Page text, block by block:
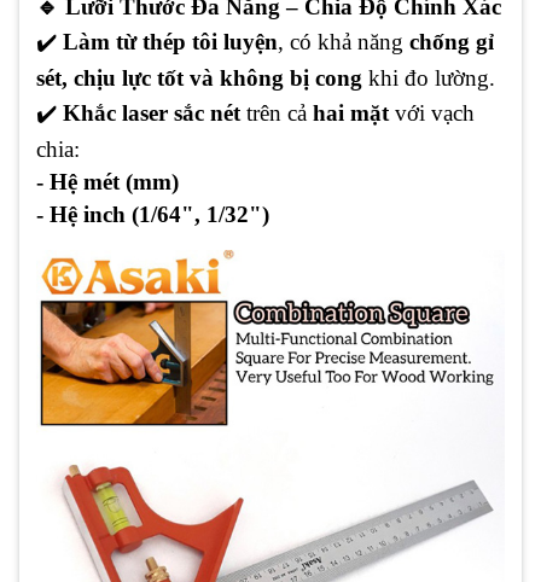
🔹 Lưỡi Thước Đa Năng – Chia Độ Chính Xác
✔ Làm từ thép tôi luyện, có khả năng chống gỉ
sét, chịu lực tốt và không bị cong khi đo lường.
✔ Khắc laser sắc nét trên cả hai mặt với vạch
chia:
- Hệ mét (mm)
- Hệ inch (1/64", 1/32")